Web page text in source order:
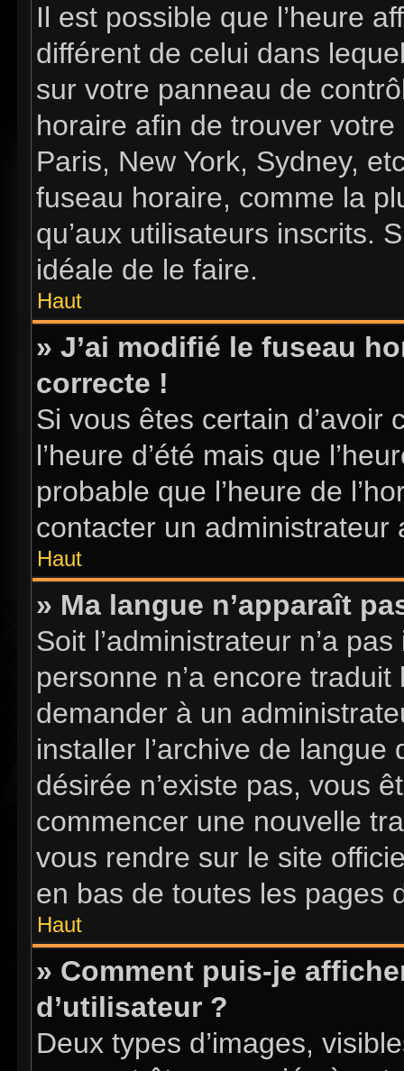
Il est possible que l’heure
différent de celui dans
sur votre panneau de
horaire afin de trouver
Paris, New York, Sydney,
fuseau horaire, comme la
qu’aux utilisateurs inscrits.
idéale de le faire.
Haut
» J’ai modifié le fuseau
correcte !
Si vous êtes certain
l’heure d’été mais que
probable que l’heure de
contacter un
Haut
» Ma langue n’apparaît
Soit l’administrateur n’a
personne n’a encore
demander à un
installer l’archive de
désirée n’existe pas, vous
commencer une nouvelle
vous rendre sur le site
en bas de toutes les pages
Haut
» Comment puis-je
d’utilisateur ?
Deux types d’images,